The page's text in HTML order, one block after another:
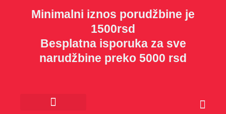
Minimalni iznos porudžbine je
1500rsd
Besplatna isporuka za sve
narudžbine preko 5000 rsd
Cart